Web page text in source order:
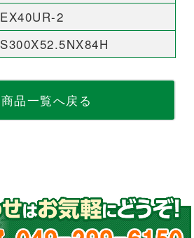
EX40UR-2
S300X52.5NX84H
商品一覧へ戻る